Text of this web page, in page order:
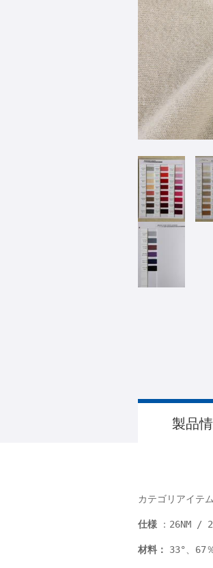
製品
カテゴリアイテ
仕様 ：26NM / 2
材料： 33°、67％